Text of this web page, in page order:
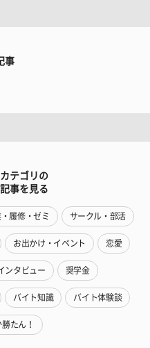
事
テゴリの
事を見る
履修・ゼミ サークル・部活
お出かけ・イベント 恋愛
ンタビュー 奨学金
バイト知識 バイト体験談
たん！